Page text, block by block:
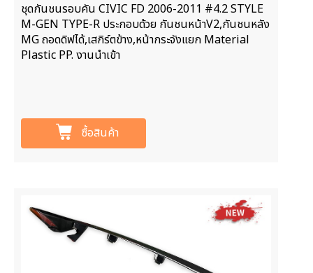
ชุดกันชนรอบคัน CIVIC FD 2006-2011 #4.2 STYLE
M-GEN TYPE-R ประกอบด้วย กันชนหน้าV2,กันชนหลัง
MG ถอดดิฟได้,เสกิร์ตข้าง,หน้ากระจังแยก Material
Plastic PP. งานนำเข้า
ซื้อสินค้า